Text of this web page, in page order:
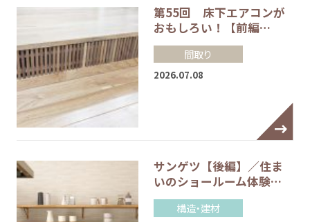
第55回 床下エアコンが
おもしろい！【前編…
間取り
2026.07.08
サンゲツ【後編】／住ま
いのショールーム体験…
構造・建材